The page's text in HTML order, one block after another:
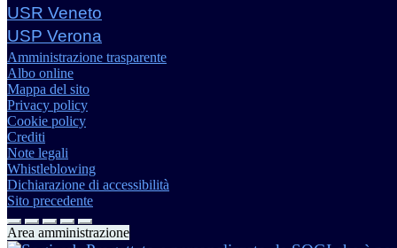
USR Veneto
USP Verona
Amministrazione trasparente
Albo online
Mappa del sito
Privacy policy
Cookie policy
Crediti
Note legali
Whistleblowing
Dichiarazione di accessibilità
Sito precedente
Area amministrazione